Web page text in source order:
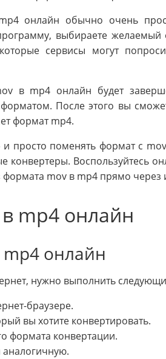
онлайн обычно очень
выбираете желаемый
сервисы могут
в mp4 онлайн будет
После этого вы
формат mp4.
просто поменять формат с
Воспользуйтесь
mov в mp4 прямо через
mp4 онлайн
mp4 онлайн
нужно выполнить
браузере.
вы хотите конвертировать.
формата конвертации.